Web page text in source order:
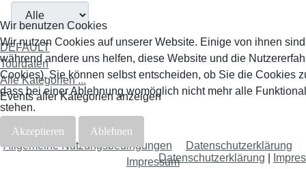
DEFAULT
Tourdaten
Alle Kategorien ...
Events aller Kategorien anzeigen
Allgemeine Nutzungsbedingungen Datenschutzerklärung
Impressum
Wir benutzen Cookies
Wir nutzen Cookies auf unserer Website. Einige von ihnen
während andere uns helfen, diese Website und die
Cookies). Sie können selbst entscheiden, ob Sie die Cookies
dass bei einer Ablehnung womöglich nicht mehr alle
stehen.
Akzeptieren Ablehnen
Datenschutzerklärung